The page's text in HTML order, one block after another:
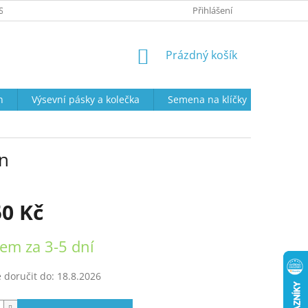
ÚDAJŮ VRÁCENÍ ZBOŽÍ A
Přihlášení
NÁKUPNÍ
Prázdný košík
Výsevní pásky a kolečka Semena na klíčky
Kč
za 3-5 dní
doručit do: 18.8.2026